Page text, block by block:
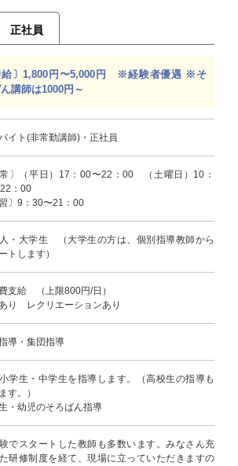
正社員
給〕1,800円〜5,000円 ※経験者優遇 ※そ
講師は1000円～
イト(非常勤講師)・正社員
常〕（平日）17：00〜22：00 （土曜日）10：
：00
習〕9：30〜21：00
・大学生 （大学生の方は、個別指導教師から
トします）
支給 （上限800円/日）
り レクリエーションあり
導・集団指導
学生・中学生を指導します。（高校生の指導も
す。）
・幼児のそろばん指導
でスタートした教師も多数います。みなさん充
研修制度を経て、現場に立っていただきますの